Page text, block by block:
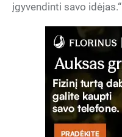
įgyvendinti savo idėjas.“